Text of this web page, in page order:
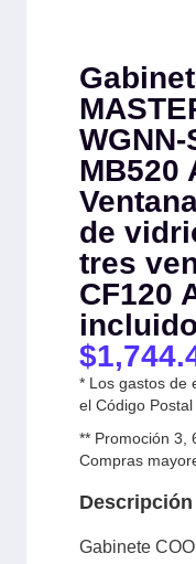
MB520
de
tres
CF120
$
* Los gastos de
el Código
** Promoción 3,
Compras
Descripción
Gabinete